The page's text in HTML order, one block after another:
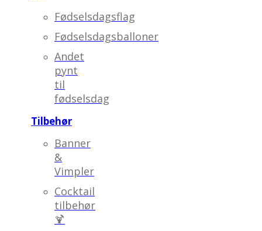
Fødselsdagsflag
Fødselsdagsballoner
Andet
pynt
til
fødselsdag
Tilbehør
Banner
&
Vimpler
Cocktail
tilbehør
🍹